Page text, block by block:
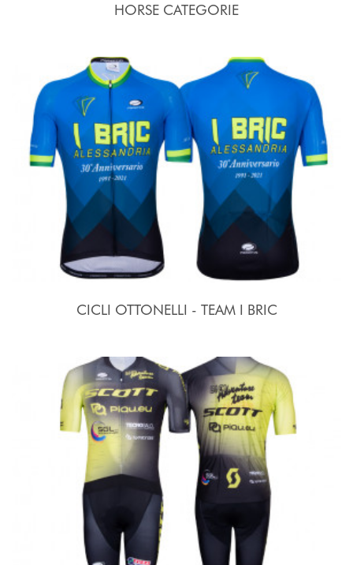
HORSE CATEGORIE
CICLI OTTONELLI - TEAM I BRIC